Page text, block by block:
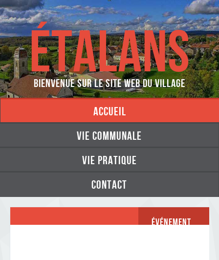
ÉTALANS
Bienvenue sur le site web du village
accueil
vie communale
vie pratique
contact
Événement